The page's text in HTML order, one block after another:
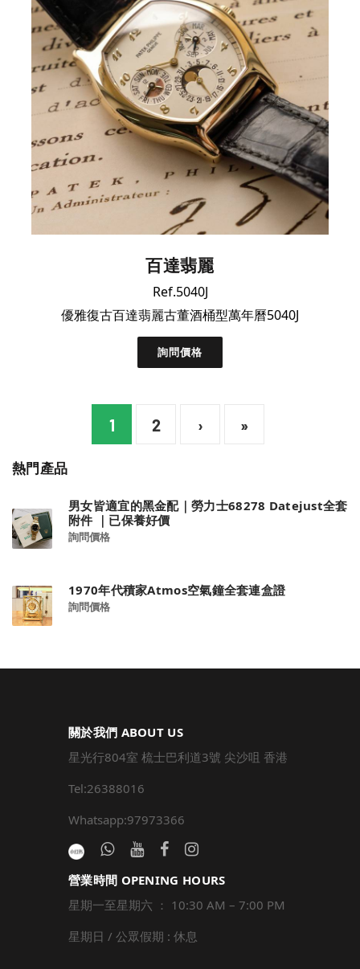
百達翡麗
Ref.5040J
優雅復古百達翡麗古董酒桶型萬年曆5040J
詢問價格
1 2 › »
熱門產品
男女皆適宜的黑金配｜勞力士68278 Datejust全套
附件 ｜已保養好價
詢問價格
1970年代積家Atmos空氣鐘全套連盒證
詢問價格
關於我們 ABOUT US
星光行804室 梳士巴利道3號 尖沙咀 香港
Tel:26388016
Whatsapp:97973366
營業時間 OPENING HOURS
星期一至星期六 ： 10:30 AM – 7:00 PM
星期日 / 公眾假期 : 休息